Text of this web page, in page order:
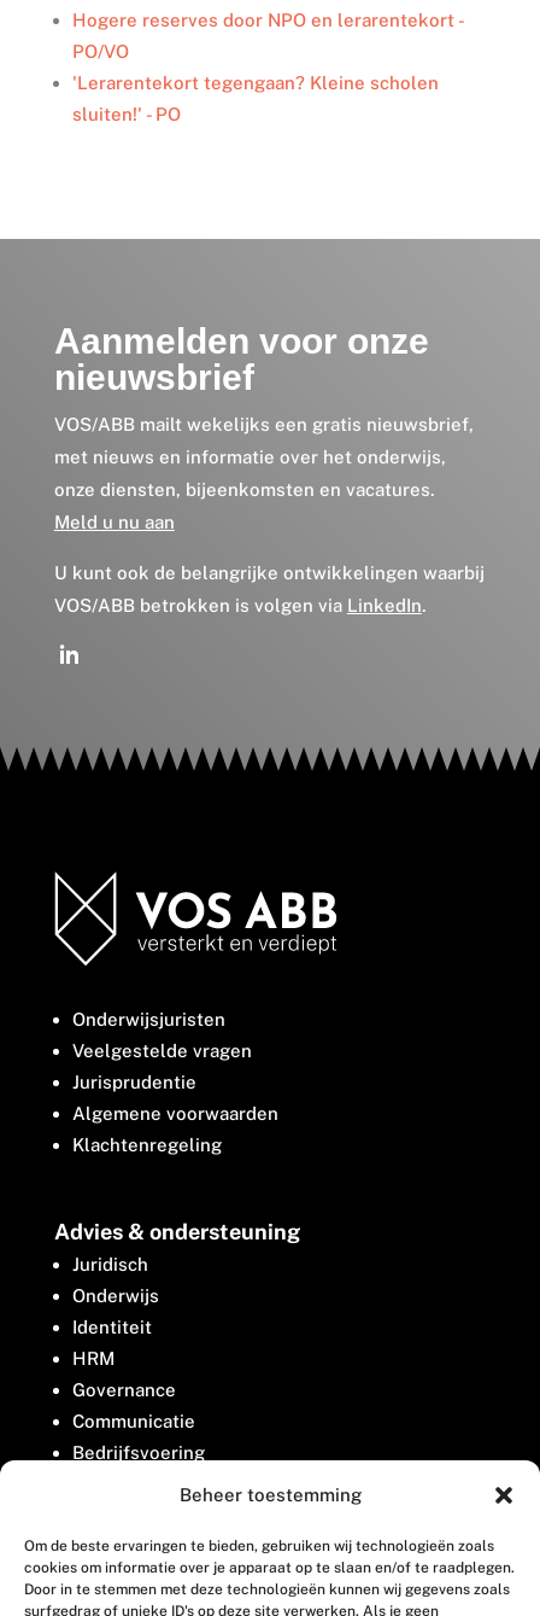
Beheer toestemming
Om de beste ervaringen te bieden, gebruiken wij technologieën zoals
cookies om informatie over je apparaat op te slaan en/of te raadplegen.
Door in te stemmen met deze technologieën kunnen wij gegevens zoals
surfgedrag of unieke ID's op deze site verwerken. Als je geen
Hogere reserves door NPO en lerarentekort -
PO/VO
'Lerarentekort tegengaan? Kleine scholen
sluiten!' - PO
Aanmelden voor onze
nieuwsbrief
VOS/ABB mailt wekelijks een gratis nieuwsbrief,
met nieuws en informatie over het onderwijs,
onze diensten, bijeenkomsten en vacatures.
Meld u nu aan
U kunt ook de belangrijke ontwikkelingen waarbij
VOS/ABB betrokken is volgen via LinkedIn.
Onderwijsjuristen
Veelgestelde vragen
Jurisprudentie
Algemene voorwaarden
Klachtenregeling
Advies & ondersteuning
Juridisch
Onderwijs
Identiteit
HRM
Governance
Communicatie
Bedrijfsvoering
Belangenbehartiging
Contact